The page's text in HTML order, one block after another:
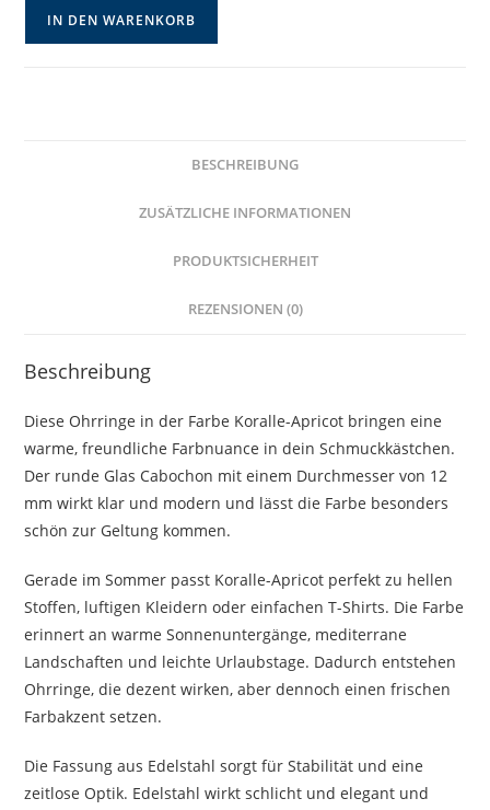
IN DEN WARENKORB
BESCHREIBUNG
ZUSÄTZLICHE INFORMATIONEN
PRODUKTSICHERHEIT
REZENSIONEN (0)
Beschreibung
Diese Ohrringe in der Farbe Koralle-Apricot bringen eine
warme, freundliche Farbnuance in dein Schmuckkästchen.
Der runde Glas Cabochon mit einem Durchmesser von 12
mm wirkt klar und modern und lässt die Farbe besonders
schön zur Geltung kommen.
Gerade im Sommer passt Koralle-Apricot perfekt zu hellen
Stoffen, luftigen Kleidern oder einfachen T-Shirts. Die Farbe
erinnert an warme Sonnenuntergänge, mediterrane
Landschaften und leichte Urlaubstage. Dadurch entstehen
Ohrringe, die dezent wirken, aber dennoch einen frischen
Farbakzent setzen.
Die Fassung aus Edelstahl sorgt für Stabilität und eine
zeitlose Optik. Edelstahl wirkt schlicht und elegant und